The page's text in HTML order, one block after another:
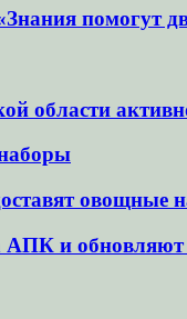
помогут
активно
овощные
и